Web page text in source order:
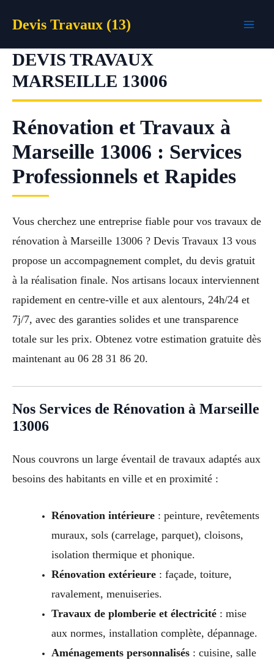
Devis Travaux (13)
DEVIS TRAVAUX
MARSEILLE 13006
Rénovation et Travaux à
Marseille 13006 : Services
Professionnels et Rapides
Vous cherchez une entreprise fiable pour vos travaux de
rénovation à Marseille 13006 ? Devis Travaux 13 vous
propose un accompagnement complet, du devis gratuit
à la réalisation finale. Nos artisans locaux interviennent
rapidement en centre-ville et aux alentours, 24h/24 et
7j/7, avec des garanties solides et une transparence
totale sur les prix. Obtenez votre estimation gratuite dès
maintenant au 06 28 31 86 20.
Nos Services de Rénovation à Marseille
13006
Nous couvrons un large éventail de travaux adaptés aux
besoins des habitants en ville et en proximité :
Rénovation intérieure: peinture, revêtements
muraux, sols (carrelage, parquet), cloisons,
isolation thermique et phonique.
Rénovation extérieure: façade, toiture,
ravalement, menuiseries.
Travaux de plomberie et électricité: mise
aux normes, installation complète, dépannage.
Aménagements personnalisés: cuisine, salle